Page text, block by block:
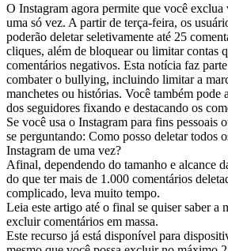
O Instagram agora permite que você exclua
uma só vez. A partir de terça-feira, os
poderão deletar seletivamente até 25
cliques, além de bloquear ou limitar contas
comentários negativos. Esta notícia faz
combater o bullying, incluindo limitar a
manchetes ou histórias. Você também pode
dos seguidores fixando e destacando os
Se você usa o Instagram para fins pessoais
se perguntando: Como posso deletar todos
Instagram de uma vez?
Afinal, dependendo do tamanho e alcance
do que ter mais de 1.000 comentários
complicado, leva muito tempo.
Leia este artigo até o final se quiser saber a
excluir comentários em massa.
Este recurso já está disponível para